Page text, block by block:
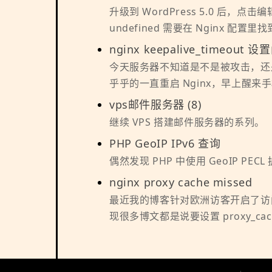
升级到 WordPress 5.0 后，点击
undefined 需要在 Nginx 配置里
nginx keepalive_timeout 设置
今天服务器不知道是不是被攻击，
乎乎的一直重启 Nginx，早上醒来
vps邮件服务器 (8)
继续 VPS 搭建邮件服务器的系列。
PHP GeoIP IPv6 查询
偶然发现 PHP 中使用 GeoIP
nginx proxy cache missed
最近我的博客针对欧洲访客开启了
现很多博文都是说要设置